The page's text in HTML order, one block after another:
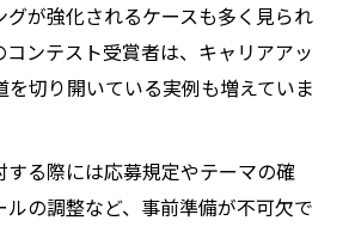
が強化されるケースも多く見られ
コンテスト受賞者は、キャリアアッ
を切り開いている実例も増えていま
する際には応募規定やテーマの確
の調整など、事前準備が不可欠で